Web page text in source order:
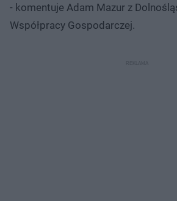
- komentuje Adam Mazur z
Współpracy Gospodarczej.